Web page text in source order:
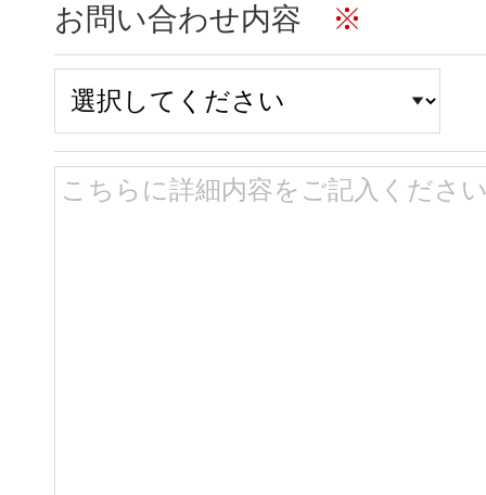
お問い合わせ内容 ※